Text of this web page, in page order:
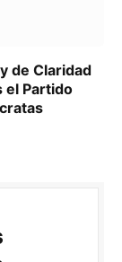
de Claridad
el Partido